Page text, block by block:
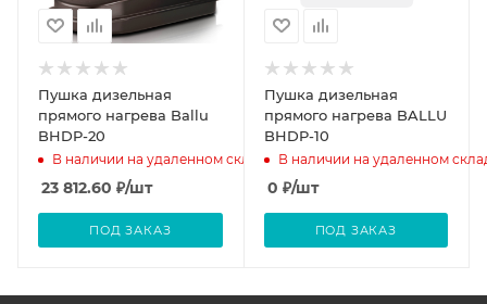
Пушка дизельная
прямого нагрева Ballu
BHDP-20
В наличии на удаленном складе
23 812.60 ₽/шт
ПОД ЗАКАЗ
Пушка дизельная
прямого нагрева BALLU
BHDP-10
В наличии на удаленном
0 ₽/шт
ПОД ЗАКАЗ